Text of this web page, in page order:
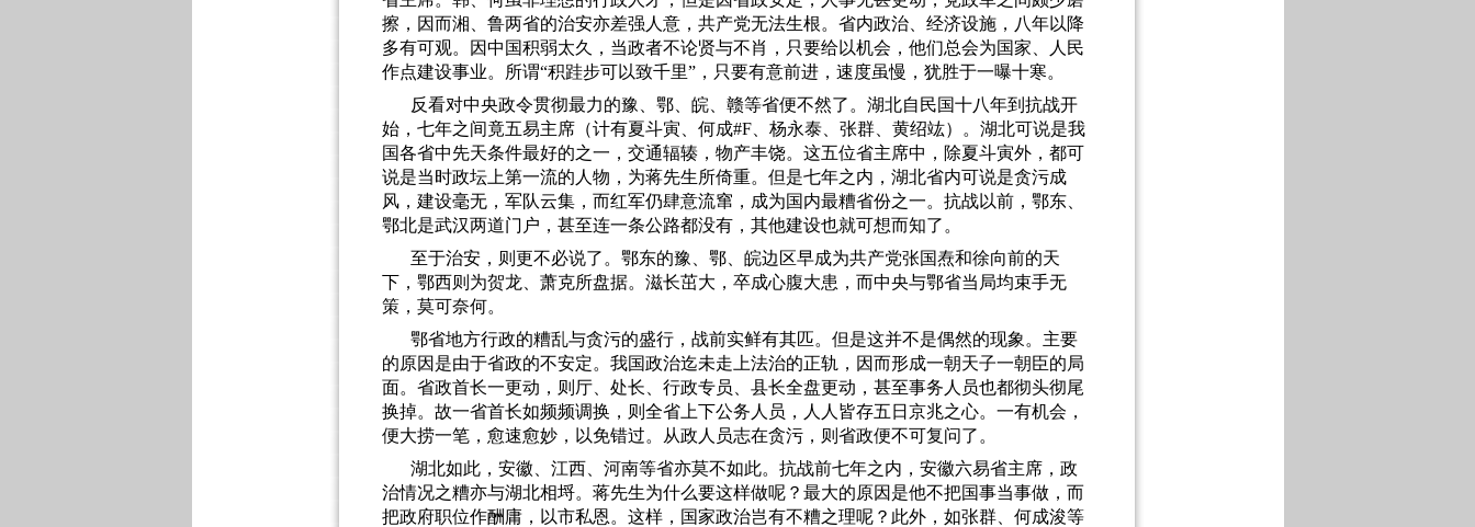
擦，因而湘、鲁两省的治安亦差强人意，共产党无法生根。省内政治、经济设施，八年以降
多有可观。因中国积弱太久，当政者不论贤与不肖，只要给以机会，他们总会为国家、人民
作点建设事业。所谓“积跬步可以致千里”，只要有意前进，速度虽慢，犹胜于一曝十寒。
反看对中央政令贯彻最力的豫、鄂、皖、赣等省便不然了。湖北自民国十八年到抗战开
始，七年之间竟五易主席（计有夏斗寅、何成#F、杨永泰、张群、黄绍竑）。湖北可说是我
国各省中先天条件最好的之一，交通辐辏，物产丰饶。这五位省主席中，除夏斗寅外，都可
说是当时政坛上第一流的人物，为蒋先生所倚重。但是七年之内，湖北省内可说是贪污成
风，建设毫无，军队云集，而红军仍肆意流窜，成为国内最糟省份之一。抗战以前，鄂东、
鄂北是武汉两道门户，甚至连一条公路都没有，其他建设也就可想而知了。
至于治安，则更不必说了。鄂东的豫、鄂、皖边区早成为共产党张国焘和徐向前的天
下，鄂西则为贺龙、萧克所盘据。滋长茁大，卒成心腹大患，而中央与鄂省当局均束手无
策，莫可奈何。
鄂省地方行政的糟乱与贪污的盛行，战前实鲜有其匹。但是这并不是偶然的现象。主要
的原因是由于省政的不安定。我国政治迄未走上法治的正轨，因而形成一朝天子一朝臣的局
面。省政首长一更动，则厅、处长、行政专员、县长全盘更动，甚至事务人员也都彻头彻尾
换掉。故一省首长如频频调换，则全省上下公务人员，人人皆存五日京兆之心。一有机会，
便大捞一笔，愈速愈妙，以免错过。从政人员志在贪污，则省政便不可复问了。
湖北如此，安徽、江西、河南等省亦莫不如此。抗战前七年之内，安徽六易省主席，政
治情况之糟亦与湖北相埒。蒋先生为什么要这样做呢？最大的原因是他不把国事当事做，而
把政府职位作酬庸，以市私恩。这样，国家政治岂有不糟之理呢？此外，如张群、何成浚等